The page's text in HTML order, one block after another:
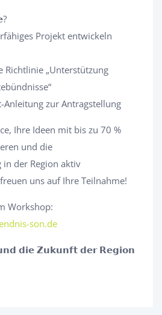
Projekt entwickeln
Richtlinie „Unterstützung
Anleitung zur Antragstellung
Ihre Ideen mit bis zu 70 %
und die
in der Region aktiv
uns auf Ihre Teilnahme!
Workshop:
son.de
𝗱𝗶𝗲 𝗭𝘂𝗸𝘂𝗻𝗳𝘁 𝗱𝗲𝗿 𝗥𝗲𝗴𝗶𝗼𝗻